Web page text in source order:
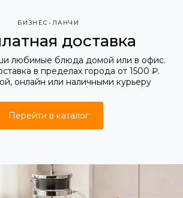
БИЗНЕС-ЛАНЧИ
доставка
любимые блюда домой или в офис.
в пределах города от 1500 ₽.
онлайн или наличными курьеру
Перейти в каталог